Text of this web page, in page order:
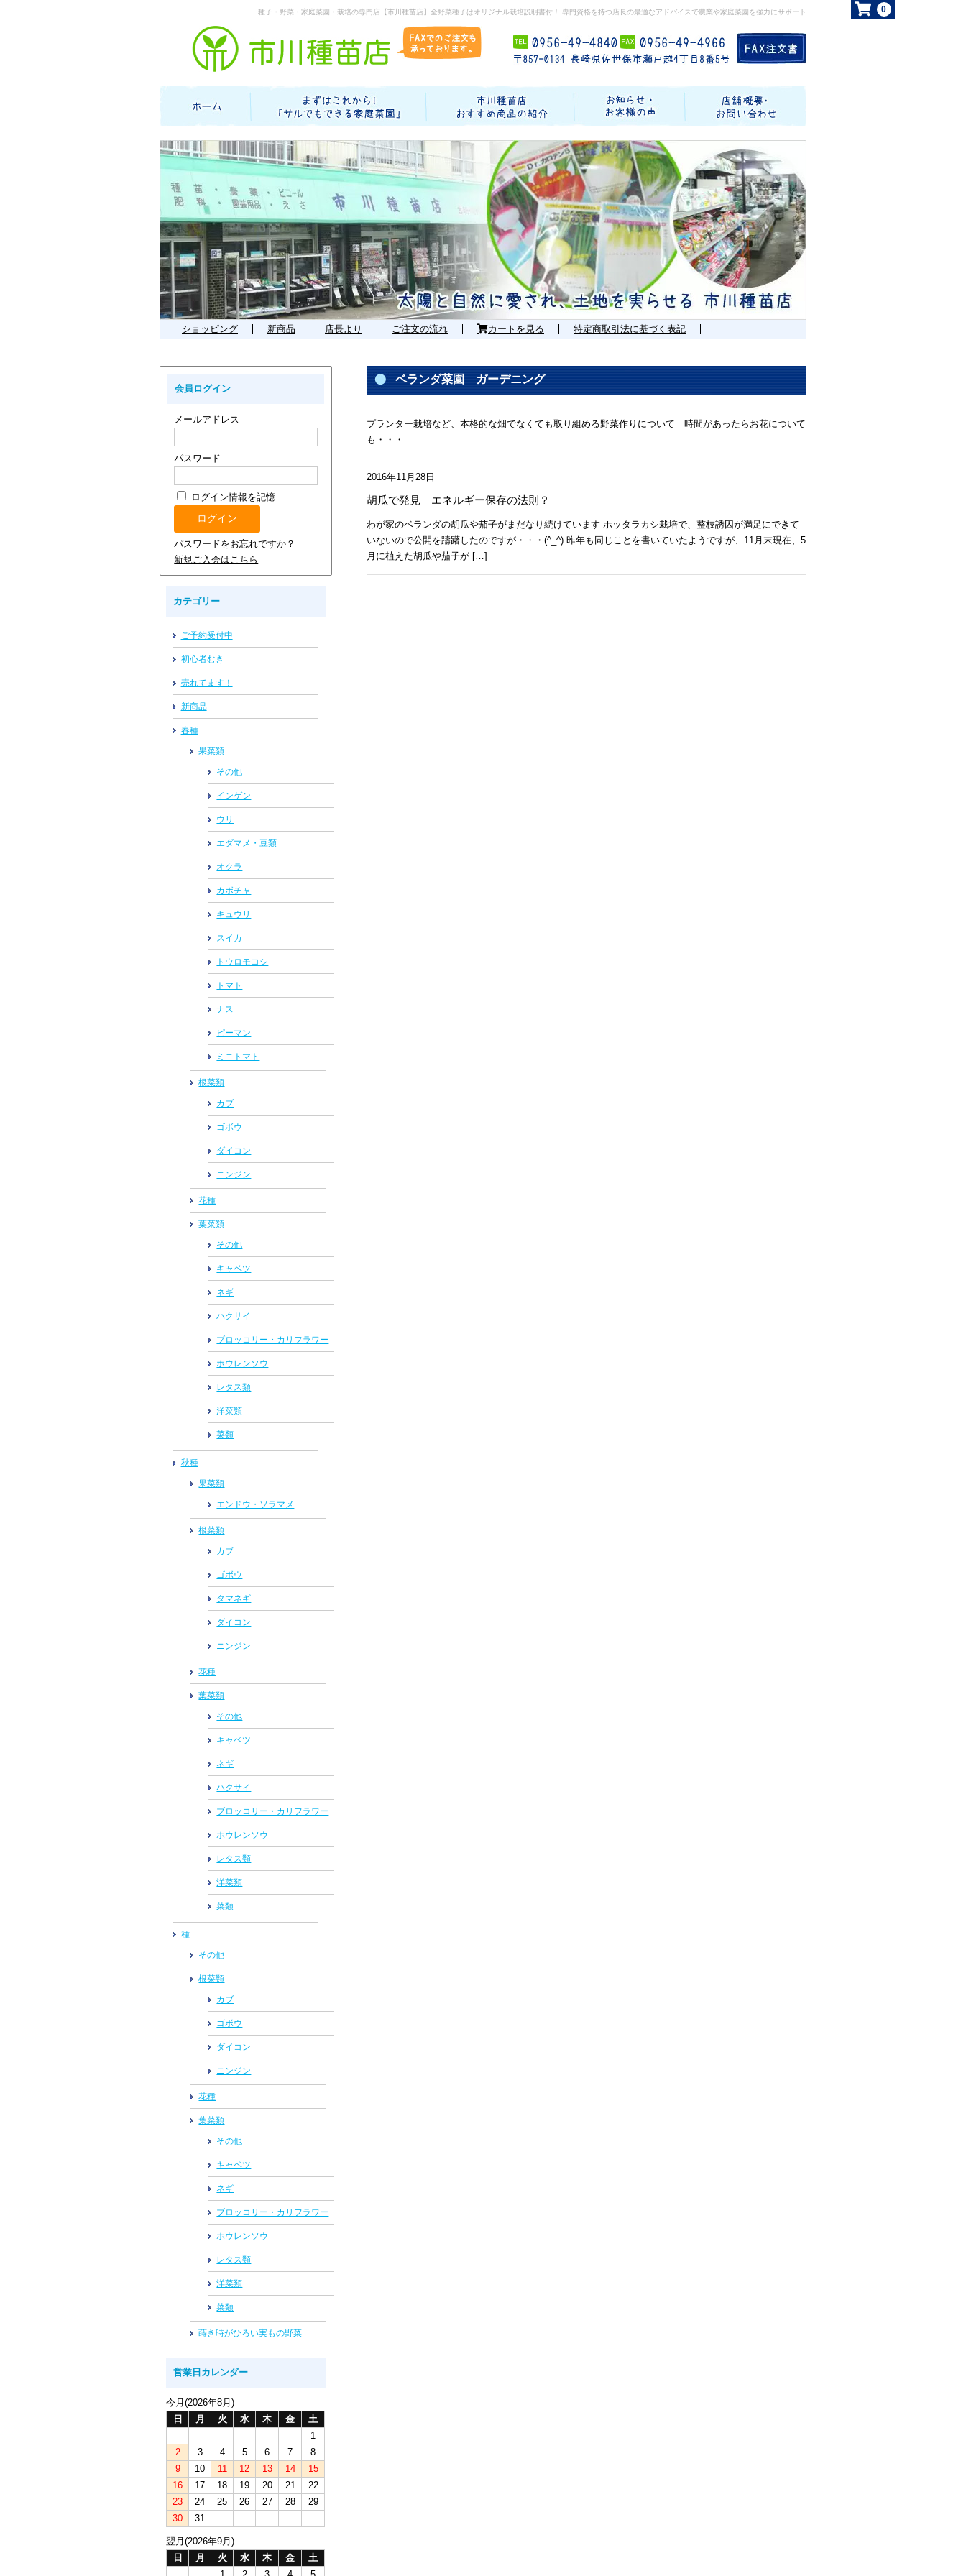
種子・野菜・家庭菜園・栽培の専門店【市川種苗店】全野菜種子はオリジナル栽培説明書付！ 専門資格を持つ店長の最適なアドバイスで農業や家庭菜園を強力にサポート 0
ショッピング 新商品 店長より ご注文の流れ カートを見る 特定商取引法に基づく表記
ベランダ菜園 ガーデニング
プランター栽培など、本格的な畑でなくても取り組める野菜作りについて 時間があったらお花について
も・・・
2016年11月28日
胡瓜で発見 エネルギー保存の法則？
わが家のベランダの胡瓜や茄子がまだなり続けています ホッタラカシ栽培で、整枝誘因が満足にできて
いないので公開を躊躇したのですが・・・(^_^) 昨年も同じことを書いていたようですが、11月末現在、5
月に植えた胡瓜や茄子が […]
会員ログイン
メールアドレス
パスワード
ログイン情報を記憶
パスワードをお忘れですか？
新規ご入会はこちら
カテゴリー
ご予約受付中
初心者むき
売れてます！
新商品
春種
果菜類
その他
インゲン
ウリ
エダマメ・豆類
オクラ
カボチャ
キュウリ
スイカ
トウロモコシ
トマト
ナス
ピーマン
ミニトマト
根菜類
カブ
ゴボウ
ダイコン
ニンジン
花種
葉菜類
その他
キャベツ
ネギ
ハクサイ
ブロッコリー・カリフラワー
ホウレンソウ
レタス類
洋菜類
菜類
秋種
果菜類
エンドウ・ソラマメ
根菜類
カブ
ゴボウ
タマネギ
ダイコン
ニンジン
花種
葉菜類
その他
キャベツ
ネギ
ハクサイ
ブロッコリー・カリフラワー
ホウレンソウ
レタス類
洋菜類
菜類
種
その他
根菜類
カブ
ゴボウ
ダイコン
ニンジン
花種
葉菜類
その他
キャベツ
ネギ
ブロッコリー・カリフラワー
ホウレンソウ
レタス類
洋菜類
菜類
蒔き時がひろい実もの野菜
営業日カレンダー
今月(2026年8月)
日
月 火 水 木 金
土
1
2
3 4 5 6 7
8
9
10 11 12 13 14
15
16
17 18 19 20 21
22
23
24 25 26 27 28
29
30
31
翌月(2026年9月)
日
月 火 水 木 金
土